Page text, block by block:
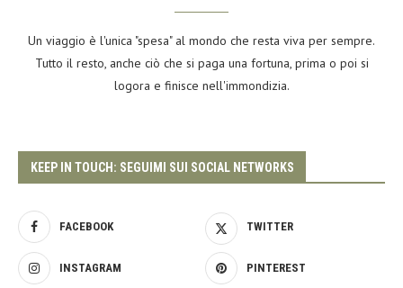
Un viaggio è l'unica "spesa" al mondo che resta viva per sempre.
Tutto il resto, anche ciò che si paga una fortuna, prima o poi si
logora e finisce nell'immondizia.
KEEP IN TOUCH: SEGUIMI SUI SOCIAL NETWORKS
FACEBOOK TWITTER
INSTAGRAM PINTEREST